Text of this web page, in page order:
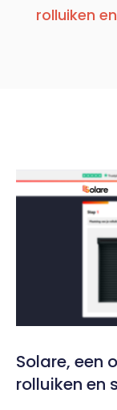
rolluiken
Solare, een
rolluiken en